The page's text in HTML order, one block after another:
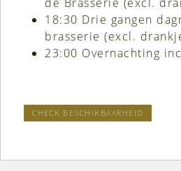
18:30 Drie gangen
brasserie (excl.
23:00 Overnachting
CHECK BESCHIKBAARHEID